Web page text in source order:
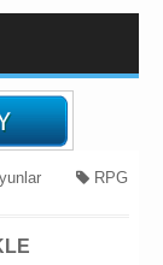
RPG